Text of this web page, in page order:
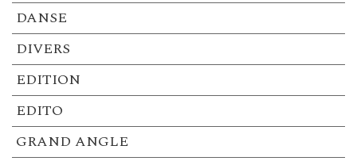
DANSE
DIVERS
EDITION
EDITO
GRAND ANGLE